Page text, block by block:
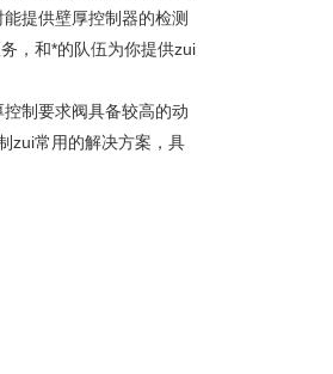
提供壁厚控制器的检测
，和*的队伍为你提供zui
制要求阀具备较高的动
zui常用的解决方案，具